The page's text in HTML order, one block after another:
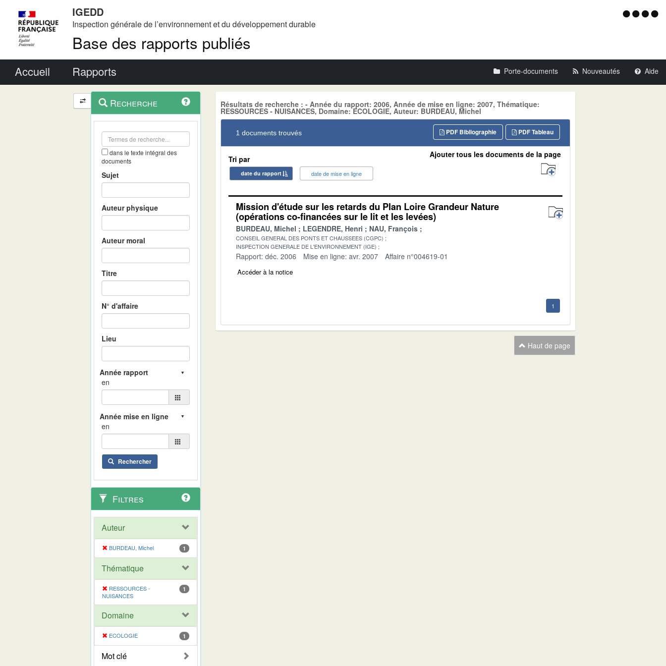
IGEDD
Inspection générale de l’environnement et du développement durable
Base des rapports publiés
Menu
Accueil Rapports Porte-documents Nouveautés Aide
Navigation
et
outils
contextuel
Recherche
dans le texte intégral des
documents
Sujet
Auteur physique
Auteur moral
Titre
N° d'affaire
Lieu
en
en
Rechercher
Filtres
Auteur
BURDEAU, Michel 1
Thématique
RESSOURCES -
NUISANCES
1
Domaine
ECOLOGIE 1
Mot clé
Résultats de recherche : - Année du rapport: 2006, Année de mise en ligne: 2007, Thématique:
RESSOURCES - NUISANCES, Domaine: ECOLOGIE, Auteur: BURDEAU, Michel
1 documents trouvés PDF Tableau
PDF Bibliographie
Tri par
date du rapport date de mise en ligne
Ajouter tous les documents de la page
Mission d'étude sur les retards du Plan Loire Grandeur Nature
(opérations co-financées sur le lit et les levées)
BURDEAU, Michel LEGENDRE, Henri NAU, François
CONSEIL GENERAL DES PONTS ET CHAUSSEES (CGPC)
INSPECTION GENERALE DE L'ENVIRONNEMENT (IGE)
Rapport: déc. 2006 Mise en ligne: avr. 2007 Affaire n°004619-01
Accéder à la notice
1
Haut de page